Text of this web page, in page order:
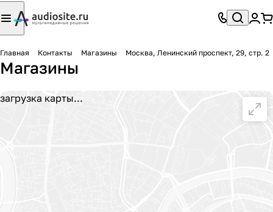
Главная Контакты Магазины Москва, Ленинский проспект, 29, стр. 2
Магазины
загрузка карты...